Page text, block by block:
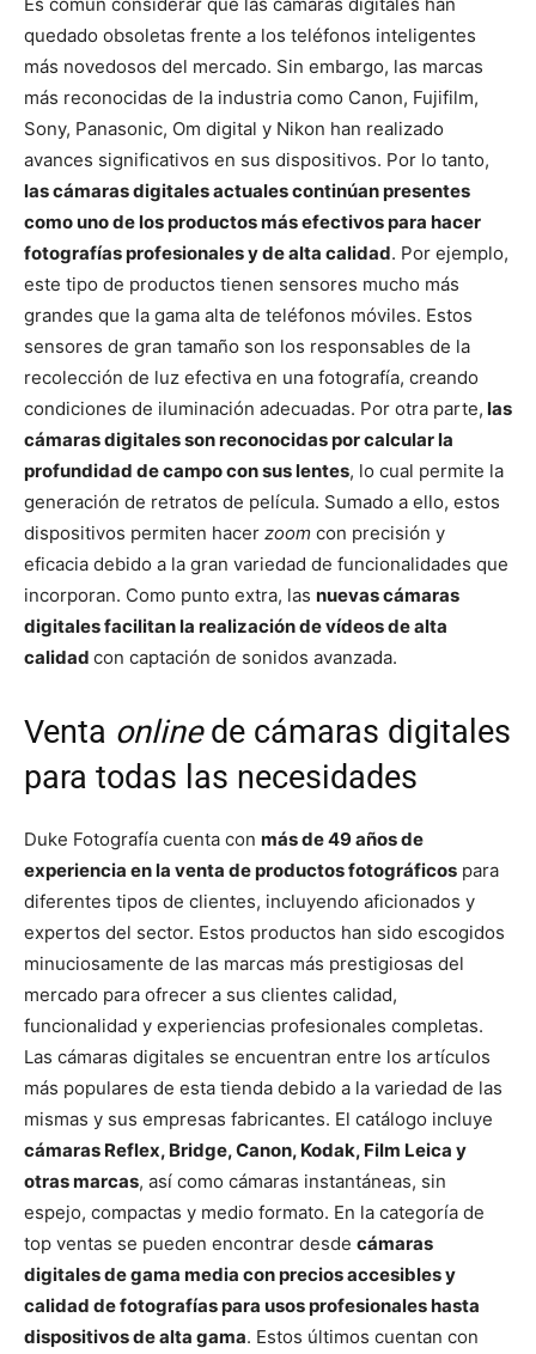
quedado obsoletas frente a los teléfonos inteligentes
más novedosos del mercado. Sin embargo, las marcas
más reconocidas de la industria como Canon, Fujifilm,
Sony, Panasonic, Om digital y Nikon han realizado
avances significativos en sus dispositivos. Por lo tanto,
las cámaras digitales actuales continúan presentes
como uno de los productos más efectivos para hacer
fotografías profesionales y de alta calidad. Por ejemplo,
este tipo de productos tienen sensores mucho más
grandes que la gama alta de teléfonos móviles. Estos
sensores de gran tamaño son los responsables de la
recolección de luz efectiva en una fotografía, creando
condiciones de iluminación adecuadas. Por otra parte, las
cámaras digitales son reconocidas por calcular la
profundidad de campo con sus lentes, lo cual permite la
generación de retratos de película. Sumado a ello, estos
dispositivos permiten hacer zoom con precisión y
eficacia debido a la gran variedad de funcionalidades que
incorporan. Como punto extra, las nuevas cámaras
digitales facilitan la realización de vídeos de alta
calidad con captación de sonidos avanzada.
Venta onlinede cámaras digitales
para todas las necesidades
Duke Fotografía cuenta con más de 49 años de
experiencia en la venta de productos fotográficos para
diferentes tipos de clientes, incluyendo aficionados y
expertos del sector. Estos productos han sido escogidos
minuciosamente de las marcas más prestigiosas del
mercado para ofrecer a sus clientes calidad,
funcionalidad y experiencias profesionales completas.
Las cámaras digitales se encuentran entre los artículos
más populares de esta tienda debido a la variedad de las
mismas y sus empresas fabricantes. El catálogo incluye
cámaras Reflex, Bridge, Canon, Kodak, Film Leica y
otras marcas, así como cámaras instantáneas, sin
espejo, compactas y medio formato. En la categoría de
top ventas se pueden encontrar desde cámaras
digitales de gama media con precios accesibles y
calidad de fotografías para usos profesionales hasta
dispositivos de alta gama. Estos últimos cuentan con